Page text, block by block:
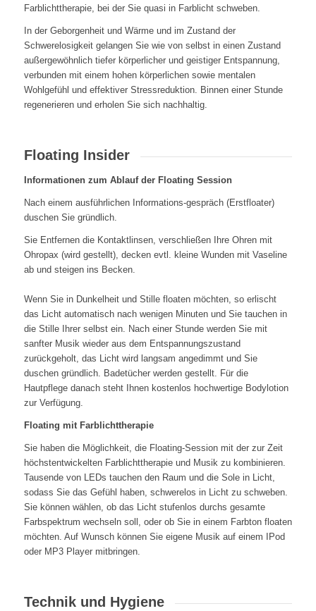
Farblichttherapie, bei der Sie quasi in Farblicht schweben.
In der Geborgenheit und Wärme und im Zustand der
Schwerelosigkeit gelangen Sie wie von selbst in einen Zustand
außergewöhnlich tiefer körperlicher und geistiger Entspannung,
verbunden mit einem hohen körperlichen sowie mentalen
Wohlgefühl und effektiver Stressreduktion. Binnen einer Stunde
regenerieren und erholen Sie sich nachhaltig.
Floating Insider
Informationen zum Ablauf der Floating Session
Nach einem ausführlichen Informations-gespräch (Erstfloater)
duschen Sie gründlich.
Sie Entfernen die Kontaktlinsen, verschließen Ihre Ohren mit
Ohropax (wird gestellt), decken evtl. kleine Wunden mit Vaseline
ab und steigen ins Becken.
Wenn Sie in Dunkelheit und Stille floaten möchten, so erlischt
das Licht automatisch nach wenigen Minuten und Sie tauchen in
die Stille Ihrer selbst ein. Nach einer Stunde werden Sie mit
sanfter Musik wieder aus dem Entspannungszustand
zurückgeholt, das Licht wird langsam angedimmt und Sie
duschen gründlich. Badetücher werden gestellt. Für die
Hautpflege danach steht Ihnen kostenlos hochwertige Bodylotion
zur Verfügung.
Floating mit Farblichttherapie
Sie haben die Möglichkeit, die Floating-Session mit der zur Zeit
höchstentwickelten Farblichttherapie und Musik zu kombinieren.
Tausende von LEDs tauchen den Raum und die Sole in Licht,
sodass Sie das Gefühl haben, schwerelos in Licht zu schweben.
Sie können wählen, ob das Licht stufenlos durchs gesamte
Farbspektrum wechseln soll, oder ob Sie in einem Farbton floaten
möchten. Auf Wunsch können Sie eigene Musik auf einem IPod
oder MP3 Player mitbringen.
Technik und Hygiene